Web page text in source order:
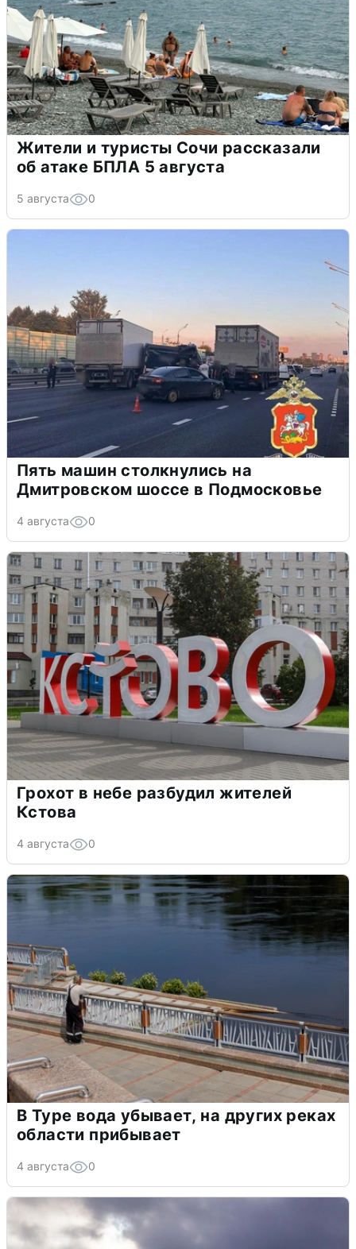
Жители и туристы Сочи рассказали
об атаке БПЛА 5 августа
5 августа 0
Пять машин столкнулись на
Дмитровском шоссе в Подмосковье
4 августа 0
Грохот в небе разбудил жителей
Кстова
4 августа 0
В Туре вода убывает, на других реках
области прибывает
4 августа 0